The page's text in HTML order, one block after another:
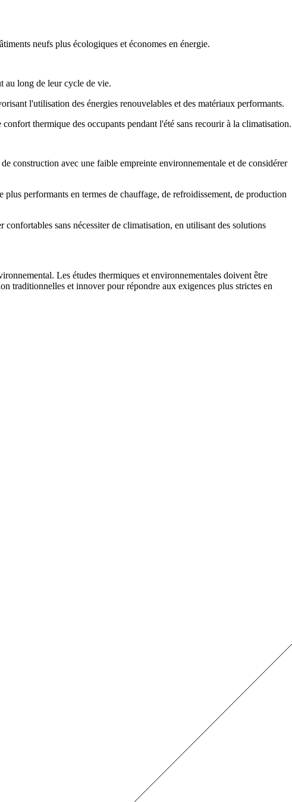
neufs plus écologiques et économes en énergie.
au long de leur cycle de vie.
l'utilisation des énergies renouvelables et des matériaux performants.
thermique des occupants pendant l'été sans recourir à la climatisation.
construction avec une faible empreinte environnementale et de considérer
performants en termes de chauffage, de refroidissement, de production
sans nécessiter de climatisation, en utilisant des solutions
Les études thermiques et environnementales doivent être
traditionnelles et innover pour répondre aux exigences plus strictes en